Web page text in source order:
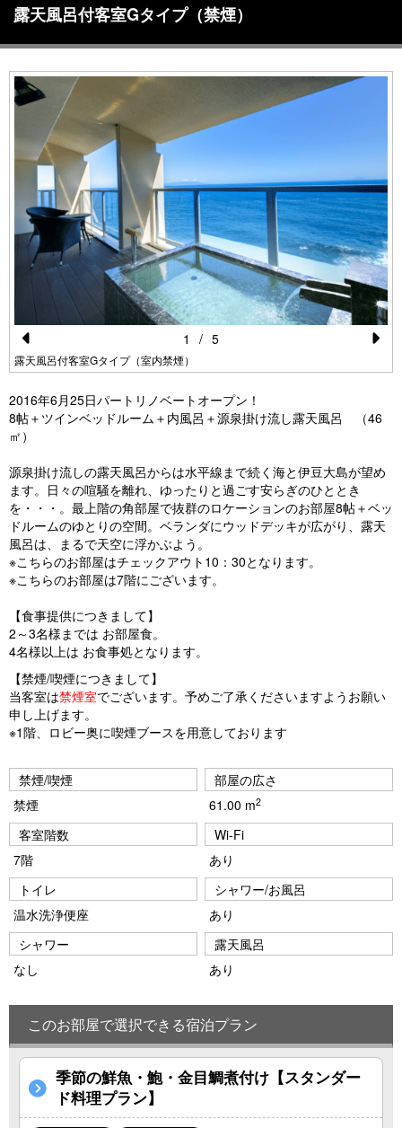
露天風呂付客室Gタイプ（禁煙）
Pr
vi
u
s
露天風呂付客室Gタイプ（室内禁煙）
xt
1 / 5
2016年6月25日パートリノベートオープン ！
8帖＋ツインベッドルーム＋内風呂＋源泉掛け流し露天風呂 （46
㎡）
源泉掛け流しの露天風呂からは水平線まで続く海と伊豆大島が望め
ます。日々の喧騒を離れ、ゆったりと過ごす安らぎのひととき
を・・・。最上階の角部屋で抜群のロケーションのお部屋8帖＋ベッ
ドルームのゆとりの空間。ベランダにウッドデッキが広がり、露天
風呂は、まるで天空に浮かぶよう。
※こちらのお部屋はチェックアウト10：30となります。
※こちらのお部屋は7階にございます。
【食事提供につきまして】
2～3名様までは お部屋食。
4名様以上は お食事処となります。
【禁煙/喫煙につきまして】
当客室は禁煙室でございます。予めご了承くださいますようお願い
申し上げます。
※1階、ロビー奥に喫煙ブースを用意しております
禁煙/喫煙
禁煙
部屋の広さ
61.00 m2
客室階数
7階
Wi-Fi
あり
トイレ
温水洗浄便座
シャワー/お風呂
あり
シャワー
なし
露天風呂
あり
このお部屋で選択できる宿泊プラン
季節の鮮魚・鮑・金目鯛煮付け【スタンダー
ド料理プラン】